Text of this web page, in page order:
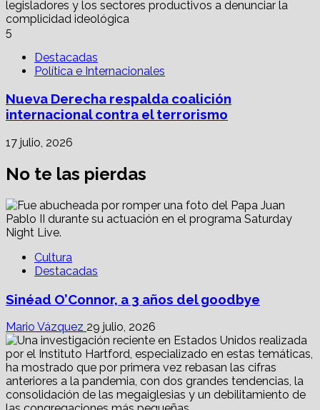
5
Destacadas
Política e Internacionales
Nueva Derecha respalda coalición
internacional contra el terrorismo
17 julio, 2026
No te las pierdas
Cultura
Destacadas
Sinéad O’Connor, a 3 años del goodbye
Mario Vázquez 29 julio, 2026